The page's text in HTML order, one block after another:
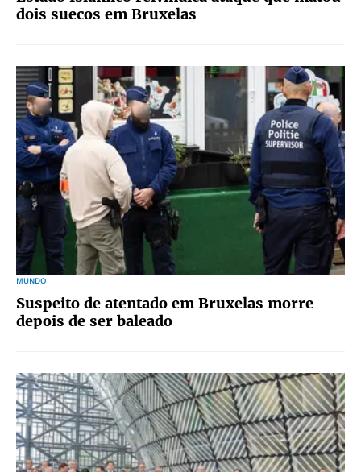
dois suecos em Bruxelas
MUNDO
Suspeito de atentado em Bruxelas morre
depois de ser baleado